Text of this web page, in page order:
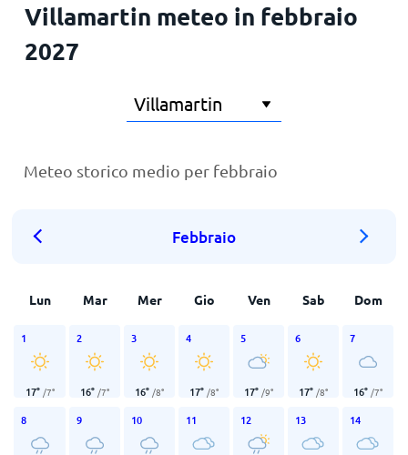
Villamartin meteo in febbraio
2027
Meteo storico medio per febbraio
Febbraio
Lun Mar Mer Gio Ven Sab Dom
1
17° /7°
2
16° /7°
3
16° /8°
4
17° /8°
5
17° /9°
6
17° /8°
7
16° /7°
8 9 10 11 12 13 14